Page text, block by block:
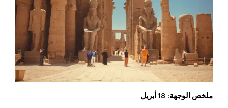
ملخص الوجهة: 18 أبريل